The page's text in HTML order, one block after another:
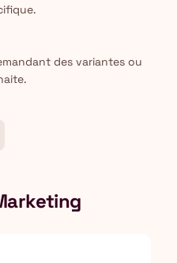
des variantes ou